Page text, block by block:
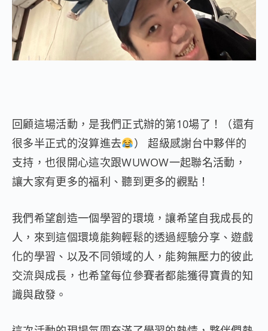
回顧這場活動，是我們正式辦的第10場了！（還有
很多半正式的沒算進去
） 超級感謝台中夥伴的
支持，也很開心這次跟WUWOW一起聯名活動，
讓大家有更多的福利、聽到更多的觀點！
我們希望創造一個學習的環境，讓希望自我成長的
人，來到這個環境能夠輕鬆的透過經驗分享、遊戲
化的學習、以及不同領域的人，能夠無壓力的彼此
交流與成長，也希望每位參賽者都能獲得寶貴的知
識與啟發。